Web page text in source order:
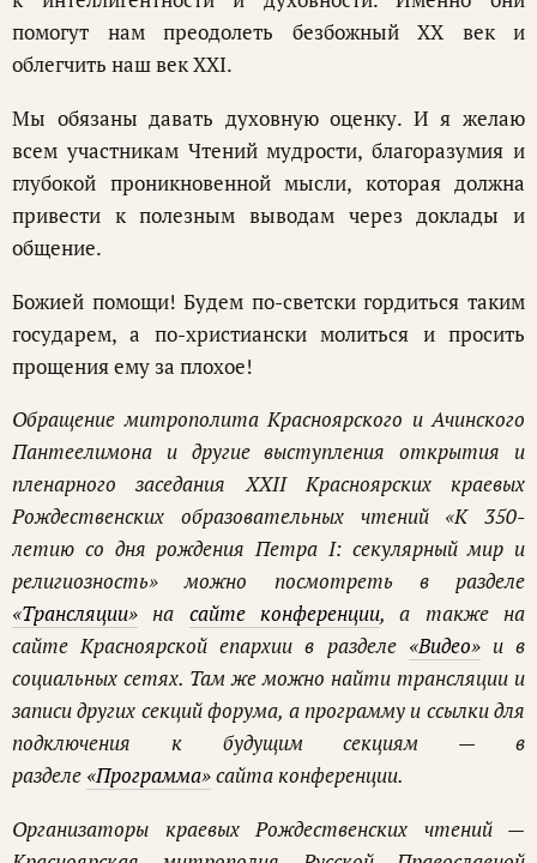
помогут нам преодолеть безбожный XX век и
облегчить наш век XXI.
Мы обязаны давать духовную оценку. И я желаю
всем участникам Чтений мудрости, благоразумия и
глубокой проникновенной мысли, которая должна
привести к полезным выводам через доклады и
общение.
Божией помощи! Будем по-светски гордиться таким
государем, а по-христиански молиться и просить
прощения ему за плохое!
Обращение митрополита Красноярского и Ачинского
Пантеелимона и другие выступления открытия и
пленарного заседания XXII Красноярских краевых
Рождественских образовательных чтений «К 350-
летию со дня рождения Петра I: секулярный мир и
религиозность» можно посмотреть в разделе
«Трансляции» на сайте конференции, а также на
сайте Красноярской епархии в разделе «Видео»и в
социальных сетях. Там же можно найти трансляции и
записи других секций форума, а программу и ссылки для
подключения к будущим секциям — в
разделе «Программа»сайта конференции.
Организаторы краевых Рождественских чтений —